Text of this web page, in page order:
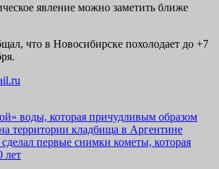
явление можно заметить ближе
что в Новосибирске похолодает до +7
воды, которая причудливым образом
территории кладбища в Аргентине
первые снимки кометы, которая
лет